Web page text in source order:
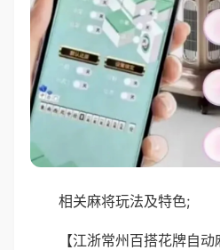
相关麻将玩法及特色;
【江浙常州百搭花牌自